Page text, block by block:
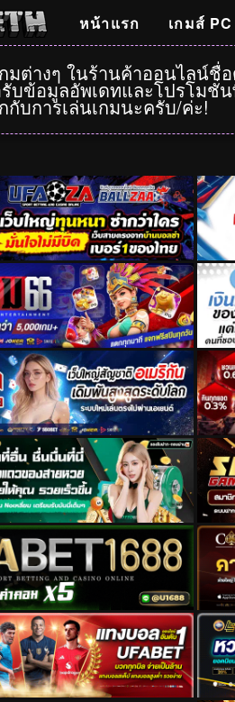
หน้าแรก เกมส์
ต่างๆ ในร้านค้าออนไลน์ชื่
บข้อมูลอัพเดทและโปรโมชั่
บการเล่นเกมนะครับ/ค่ะ!